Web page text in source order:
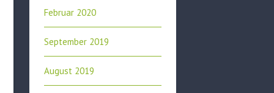
Februar 2020
September 2019
August 2019